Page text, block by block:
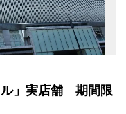
ル」実店舗 期間限